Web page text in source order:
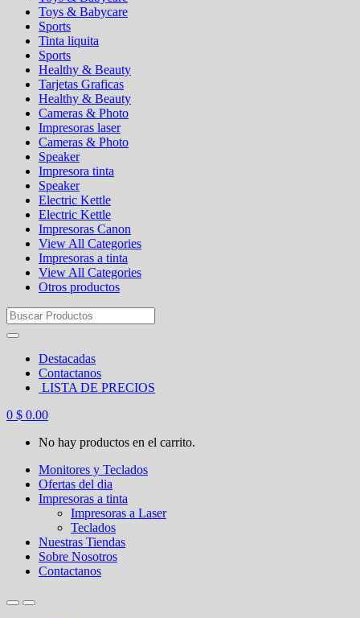
Toys & Babycare
Sports
Tinta liquita
Sports
Healthy & Beauty
Tarjetas Graficas
Healthy & Beauty
Cameras & Photo
Impresoras laser
Cameras & Photo
Speaker
Impresora tinta
Speaker
Electric Kettle
Electric Kettle
Impresoras Canon
View All Categories
Impresoras a tinta
View All Categories
Otros productos
Search
for:
Destacadas
Contactanos
LISTA DE PRECIOS
0 $ 0.00
No hay productos en el carrito.
Monitores y Teclados
Ofertas del dia
Impresoras a tinta
Impresoras a Laser
Teclados
Nuestras Tiendas
Sobre Nosotros
Contactanos